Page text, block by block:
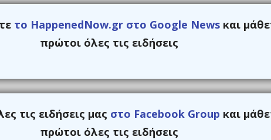
το HappenedNow.gr στο Google Newsκαι
πρώτοι όλες τις ειδήσεις
τις ειδήσεις μας στο Facebook Group και
πρώτοι όλες τις ειδήσεις